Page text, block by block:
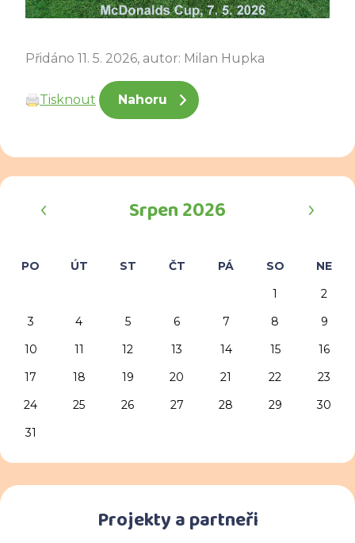
Přidáno 11. 5. 2026, autor: Milan Hupka
Tisknout Nahoru
Srpen 2026
PO ÚT ST ČT PÁ SO
NE
1
2
3
4 5 6 7 8
9
10
11 12 13 14 15
16
17
18 19 20 21 22
23
24
25 26 27 28 29
30
31
Projekty a partneři